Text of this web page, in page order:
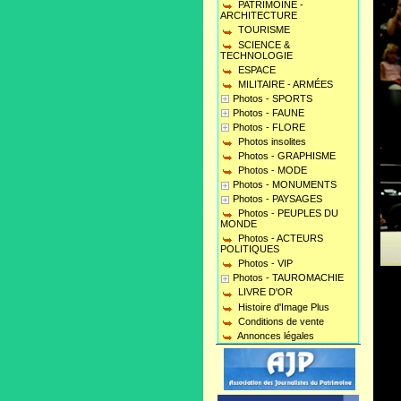
PATRIMOINE -
ARCHITECTURE
TOURISME
SCIENCE &
TECHNOLOGIE
ESPACE
MILITAIRE - ARMÉES
Photos - SPORTS
Photos - FAUNE
Photos - FLORE
Photos insolites
Photos - GRAPHISME
Photos - MODE
Photos - MONUMENTS
Photos - PAYSAGES
Photos - PEUPLES DU
MONDE
Photos - ACTEURS
POLITIQUES
Photos - VIP
Photos - TAUROMACHIE
LIVRE D'OR
Histoire d'Image Plus
Conditions de vente
Annonces légales